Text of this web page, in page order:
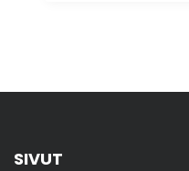
SIVUT